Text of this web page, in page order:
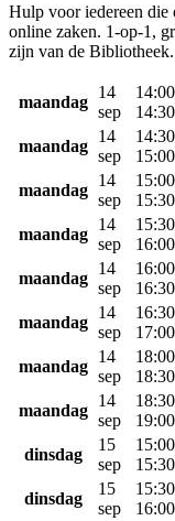
Hulp voor iedereen die
online zaken. 1-op-1,
zijn van de
maandag
14
sep
14:30
maandag
14
sep
15:00
maandag
14
sep
15:30
maandag
14
sep
16:00
maandag
14
sep
16:30
maandag
14
sep
17:00
maandag
14
sep
18:30
maandag
14
sep
19:00
dinsdag
15
sep
15:30
dinsdag
15
sep
16:00